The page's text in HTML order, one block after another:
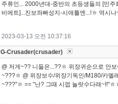
주류인... 2000년대-중반의 초등생들의 [민
비에트]...진보좌빠성지-시애틀엔...!ㅎ 역시
2023-03-13 오전 10:37:16
G-Crusader(crusader)
@ 저게~?? 니들은...??ㅎ 위장귀순으로 안
~???ㅎ @ 위장보수/위장기독인/M180/카멜
~???"ㅎ == "난? 그때 시껍 놀랏수다래~!!"ㅎ